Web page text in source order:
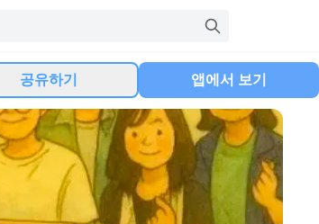
공유하기 앱에서 보기